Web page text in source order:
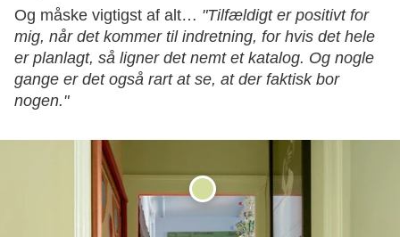
Og måske vigtigst af alt… "Tilfældigt er positivt for
mig, når det kommer til indretning, for hvis det hele
er planlagt, så ligner det nemt et katalog. Og nogle
gange er det også rart at se, at der faktisk bor
nogen."